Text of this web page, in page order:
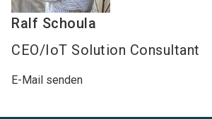
Ralf Schoula
CEO/IoT Solution Consultant
E-Mail senden